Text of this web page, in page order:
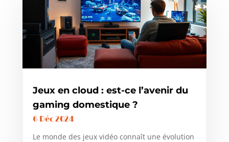
Jeux en cloud : est-ce l’avenir du
gaming domestique ?
6 Déc 2024
Le monde des jeux vidéo connaît une évolution